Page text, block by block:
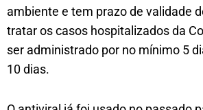
ambiente e tem prazo de validade
tratar os casos hospitalizados da
ser administrado por no mínimo 5
10 dias.